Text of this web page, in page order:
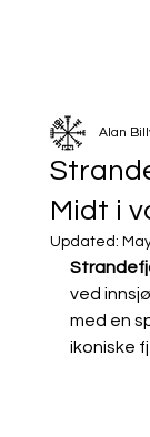
Midt i
Alan
Updated:
ved
med en
ikoniske